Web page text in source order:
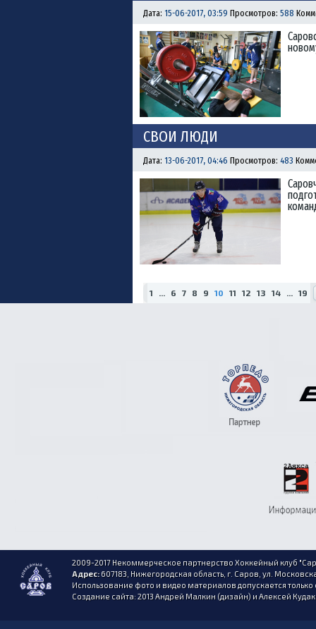
Дата: 15-06-2017, 03:59 Просмотров: 588
СВОИ ЛЮДИ
Дата: 13-06-2017, 04:46 Просмотров: 483
1 6 7 8 9 10 11 12 13 14
19
2009-2017 Некоммерческое партнерство Хоккейный клуб
Адрес:607183, Нижегородская область, г. Саров, ул.
Использование фото и видео материалов допускается
Создание сайта: 2013 Андрей Малкин (дизайн) и Алексей